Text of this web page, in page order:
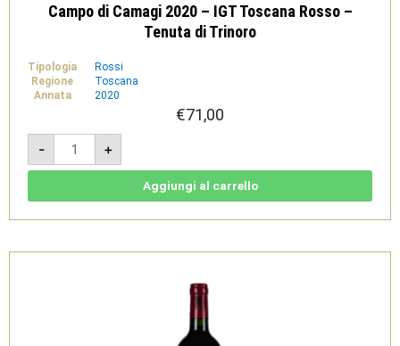
Campo di Camagi 2020 – IGT Toscana Rosso –
Tenuta di Trinoro
Tipologia
Rossi
Regione
Toscana
Annata
2020
€71,00
-
Campo
Camagi
2020
Rosso
di
+
Aggiungi al carrello